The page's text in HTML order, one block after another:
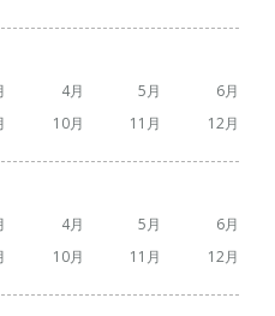
4 5
6
10 11 12
4 5
6
10 11 12